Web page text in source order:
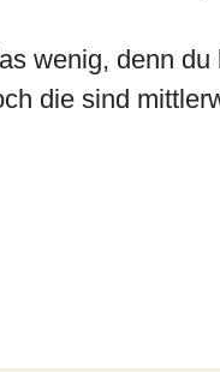
wenig, denn
die sind